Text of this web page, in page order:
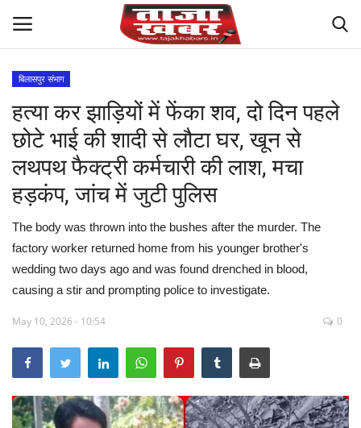
देश
मध्य प्रदेश
विश्व
मुख्य समाचार
विदेश
छत्तीसगढ़
राष्ट्रीय
खेल
बिलासपुर संभाग
हत्या कर झाड़ियों में फेंका शव, दो दिन पहले
छोटे भाई की शादी से लौटा घर, खून से
लथपथ फैक्ट्री कर्मचारी की लाश, मचा
हड़कंप, जांच में जुटी पुलिस
The body was thrown into the bushes after the murder. The
factory worker returned home from his younger brother's
wedding two days ago and was found drenched in blood,
causing a stir and prompting police to investigate.
May 10, 2026 - 10:54 0